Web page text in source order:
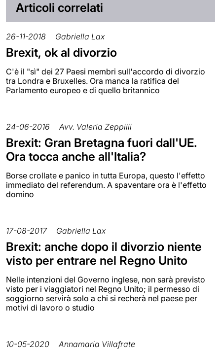
Articoli correlati
26-11-2018 Gabriella Lax
Brexit, ok al divorzio
C'è il "sì" dei 27 Paesi membri sull'accordo di divorzio
tra Londra e Bruxelles. Ora manca la ratifica del
Parlamento europeo e di quello britannico
24-06-2016 Avv. Valeria Zeppilli
Brexit: Gran Bretagna fuori dall'UE.
Ora tocca anche all'Italia?
Borse crollate e panico in tutta Europa, questo l'effetto
immediato del referendum. A spaventare ora è l'effetto
domino
17-08-2017 Gabriella Lax
Brexit: anche dopo il divorzio niente
visto per entrare nel Regno Unito
Nelle intenzioni del Governo inglese, non sarà previsto
visto per i viaggiatori nel Regno Unito; il permesso di
soggiorno servirà solo a chi si recherà nel paese per
motivi di lavoro o studio
10-05-2020 Annamaria Villafrate